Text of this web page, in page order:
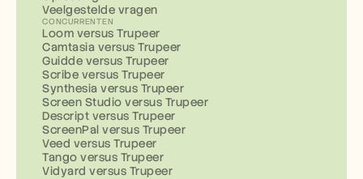
Veelgestelde vragen
CONCURRENTEN
Loom versus Trupeer
Camtasia versus Trupeer
Guidde versus Trupeer
Scribe versus Trupeer
Synthesia versus Trupeer
Screen Studio versus Trupeer
Descript versus Trupeer
ScreenPal versus Trupeer
Veed versus Trupeer
Tango versus Trupeer
Vidyard versus Trupeer